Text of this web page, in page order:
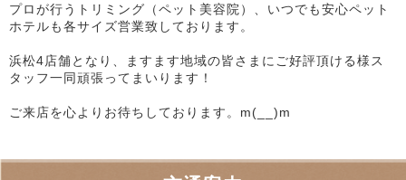
プロが行うトリミング（ペット美容院）、いつでも安心ペット
ホテルも各サイズ営業致しております。
浜松4店舗となり、ますます地域の皆さまにご好評頂ける様ス
タッフ一同頑張ってまいります！
ご来店を心よりお待ちしております。m(__)m